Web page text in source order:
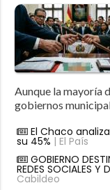
Aunque la mayoría
gobiernos
El Chaco
su 45% | El País
GOBIERNO
REDES SOCIALES Y
Cabildeo